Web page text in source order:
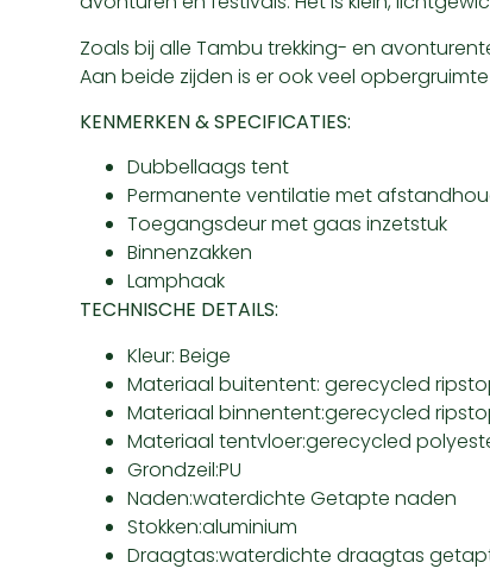
Zoals bij alle Tambu trekking- en
Aan beide zijden is er ook veel
KENMERKEN & SPECIFICATIES:
Dubbellaags tent
Permanente ventilatie met
Toegangsdeur met gaas inzetstuk
Binnenzakken
Lamphaak
TECHNISCHE DETAILS:
Kleur: Beige
Materiaal buitentent: gerecycled
Materiaal binnentent:gerecycled
Materiaal tentvloer:gerecycled
Grondzeil:PU
Naden:waterdichte Getapte naden
Stokken:aluminium
Draagtas:waterdichte draagtas